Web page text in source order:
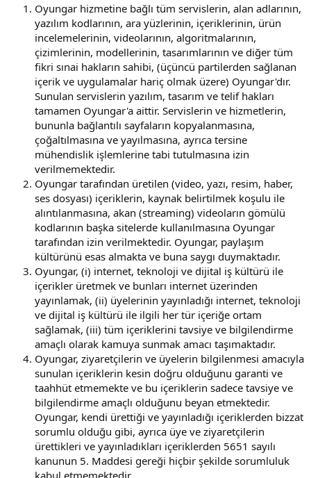
Oyungar hizmetine bağlı tüm servislerin, alan adlarının,
yazılım kodlarının, ara yüzlerinin, içeriklerinin, ürün
incelemelerinin, videolarının, algoritmalarının,
çizimlerinin, modellerinin, tasarımlarının ve diğer tüm
fikri sınai hakların sahibi, (üçüncü partilerden sağlanan
içerik ve uygulamalar hariç olmak üzere) Oyungar'dır.
Sunulan servislerin yazılım, tasarım ve telif hakları
tamamen Oyungar'a aittir. Servislerin ve hizmetlerin,
bununla bağlantılı sayfaların kopyalanmasına,
çoğaltılmasına ve yayılmasına, ayrıca tersine
mühendislik işlemlerine tabi tutulmasına izin
verilmemektedir.
Oyungar tarafından üretilen (video, yazı, resim, haber,
ses dosyası) içeriklerin, kaynak belirtilmek koşulu ile
alıntılanmasına, akan (streaming) videoların gömülü
kodlarının başka sitelerde kullanılmasına Oyungar
tarafından izin verilmektedir. Oyungar, paylaşım
kültürünü esas almakta ve buna saygı duymaktadır.
Oyungar, (i) internet, teknoloji ve dijital iş kültürü ile
içerikler üretmek ve bunları internet üzerinden
yayınlamak, (ii) üyelerinin yayınladığı internet, teknoloji
ve dijital iş kültürü ile ilgili her tür içeriğe ortam
sağlamak, (iii) tüm içeriklerini tavsiye ve bilgilendirme
amaçlı olarak kamuya sunmak amacı taşımaktadır.
Oyungar, ziyaretçilerin ve üyelerin bilgilenmesi amacıyla
sunulan içeriklerin kesin doğru olduğunu garanti ve
taahhüt etmemekte ve bu içeriklerin sadece tavsiye ve
bilgilendirme amaçlı olduğunu beyan etmektedir.
Oyungar, kendi ürettiği ve yayınladığı içeriklerden bizzat
sorumlu olduğu gibi, ayrıca üye ve ziyaretçilerin
ürettikleri ve yayınladıkları içeriklerden 5651 sayılı
kanunun 5. Maddesi gereği hiçbir şekilde sorumluluk
kabul etmemektedir.